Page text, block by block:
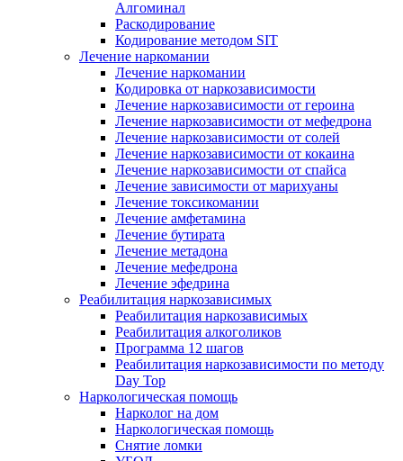
Алгоминал
Раскодирование
Кодирование методом SIT
Лечение наркомании
Лечение наркомании
Кодировка от наркозависимости
Лечение наркозависимости от героина
Лечение наркозависимости от мефедрона
Лечение наркозависимости от солей
Лечение наркозависимости от кокаина
Лечение наркозависимости от спайса
Лечение зависимости от марихуаны
Лечение токсикомании
Лечение амфетамина
Лечение бутирата
Лечение метадона
Лечение мефедрона
Лечение эфедрина
Реабилитация наркозависимых
Реабилитация наркозависимых
Реабилитация алкоголиков
Программа 12 шагов
Реабилитация наркозависимости по методу
Day Top
Наркологическая помощь
Нарколог на дом
Наркологическая помощь
Снятие ломки